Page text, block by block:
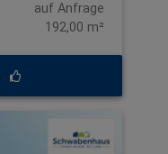
auf Anfrage
192,00 m²